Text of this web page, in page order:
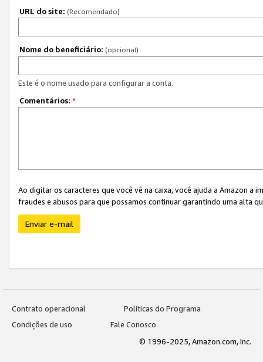
URL do site: (Recomendado)
Nome do beneficiário: (opcional)
Este é o nome usado para configurar a conta.
Comentários: *
Ao digitar os caracteres que você vê na caixa, você ajuda a Amazon
fraudes e abusos para que possamos continuar garantindo uma alta
Enviar e-mail
Contrato operacional
Políticas do Programa
Condições de uso
Fale Conosco
© 1996-2025, Amazon.com, Inc.